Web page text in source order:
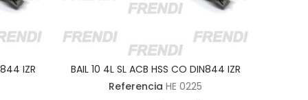
IZR
BAIL 10 4L SL ACB HSS CO DIN844 IZR
Referencia HE 0225